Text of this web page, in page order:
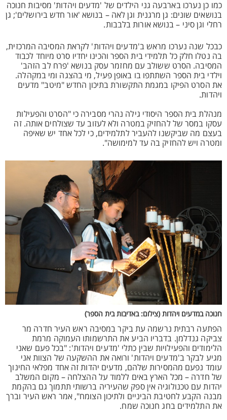
כמו כן נערכו בארבעה גני הילדים של 'מדעים ויהדות' מסיבות חנוכה
בנושאים שונים: גן מרגנית וגן לאה – בנושא 'אור חדש בירושלים'; גן
רחלי וגן סיני – בנושא אורות בלבבות.
כבכל שנה נערכו מראש ב'מדעים ויהדות' לקראת המסיבה המרכזית,
בה נטלו חלק כל תלמידי בית הספר והכינו יחדיו סרט מיוחד לכבוד
המסיבה. הסרט ששולב עם מחזמר עסק בנושא 'פרח לב הזהב'
וילדי בית הספר השתתפו בו באופן פעיל, מי בהצגה ומי במקהלה.
את הסרט הפיקו במגמת התקשורת בתיכון החדש "מיטב" מדעים
ויהדות.
מנהלת בית הספר היסודי גילה נהרי מסבירה כי "הסרט והפעילות
עסקו במסר של להחזיק במטרה ולא לעזוב עד שצולחים אותה. זה
בעצם מה שביקשנו להעביר לתלמידים, כי לכל אחד יש שאיפה
ומטרה ויש להחזיק בה עד למימושה".
חנוכה במדעים ויהדות (צילום: באדיבות בית הספר)
הפתעה רבתית נרשמה עת ביקר במסיבה ראש העיר חדרה מר
צביקה גנדלמן. בדבריו הביע את התרשמותו העמוקה מרמת
הלימודים והפעילויות שבין כתלי 'מדעים ויהדות': "בכל פעם שאני
מגיע לבקר ב'מדעים ויהדות' ורואה את ההשקעה של הצוות אני
עומד נפעם מהמסירות שלהם, מדעים יהדות זה אחד מפלאי החינוך
של חדרה – מכל הארץ באים ללמוד על ההצלחה – מקום המשלב
יהדות עם טכנולוגיה אין ספק שהעיריה ברשותי תתמוך גם בהקמת
מבנה הקבע לחטיבת הביניים ולתיכון הצומח", אמר ראש העיר וברך
את התלמידים בחג חנוכה שמח.